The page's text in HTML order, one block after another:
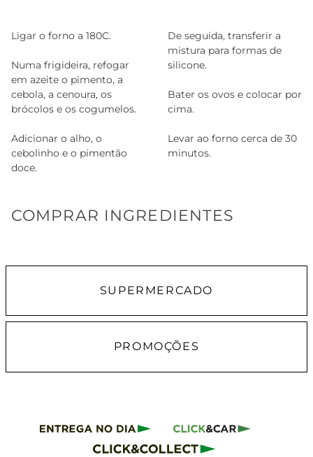
Ligar o forno a 180C.
Numa frigideira, refogar
em azeite o pimento, a
cebola, a cenoura, os
brócolos e os cogumelos.
Adicionar o alho, o
cebolinho e o pimentão
doce.
De seguida, transferir a
mistura para formas de
silicone.
Bater os ovos e colocar por
cima.
Levar ao forno cerca de 30
minutos.
COMPRAR INGREDIENTES
SUPERMERCADO
PROMOÇÕES